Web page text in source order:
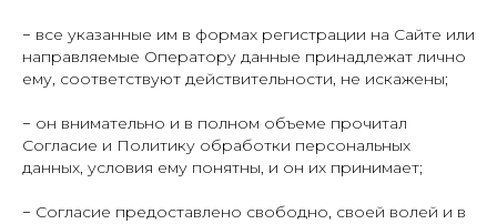
− все указанные им в формах регистрации на Сайте или
направляемые Оператору данные принадлежат лично
ему, соответствуют действительности, не искажены;
− он внимательно и в полном объеме прочитал
Согласие и Политику обработки персональных
данных, условия ему понятны, и он их принимает;
− Согласие предоставлено свободно, своей волей и в